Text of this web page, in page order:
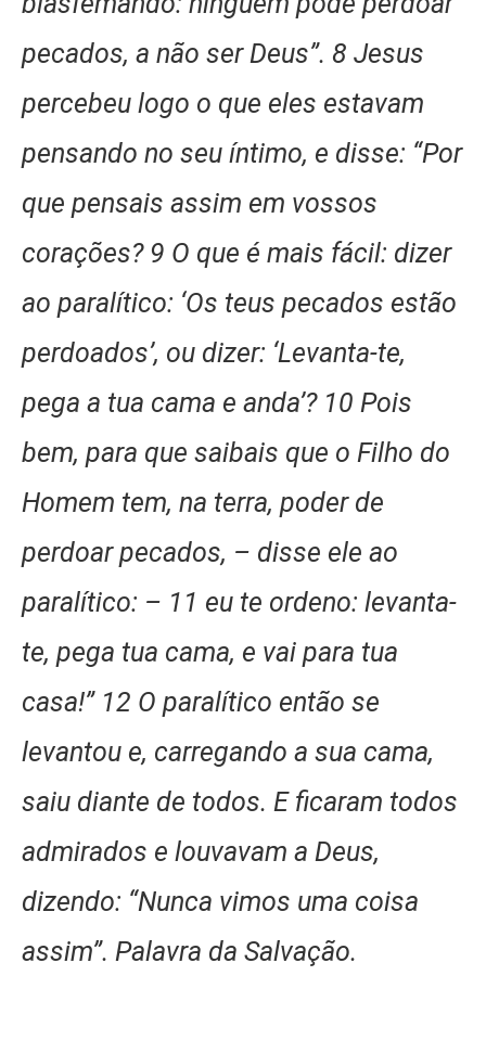
pecados, a não ser Deus”. 8 Jesus
percebeu logo o que eles estavam
pensando no seu íntimo, e disse: “Por
que pensais assim em vossos
corações? 9 O que é mais fácil: dizer
ao paralítico: ‘Os teus pecados estão
perdoados’, ou dizer: ‘Levanta-te,
pega a tua cama e anda’? 10 Pois
bem, para que saibais que o Filho do
Homem tem, na terra, poder de
perdoar pecados, – disse ele ao
paralítico: – 11 eu te ordeno: levanta-
te, pega tua cama, e vai para tua
casa!” 12 O paralítico então se
levantou e, carregando a sua cama,
saiu diante de todos. E ficaram todos
admirados e louvavam a Deus,
dizendo: “Nunca vimos uma coisa
assim”. Palavra da Salvação.